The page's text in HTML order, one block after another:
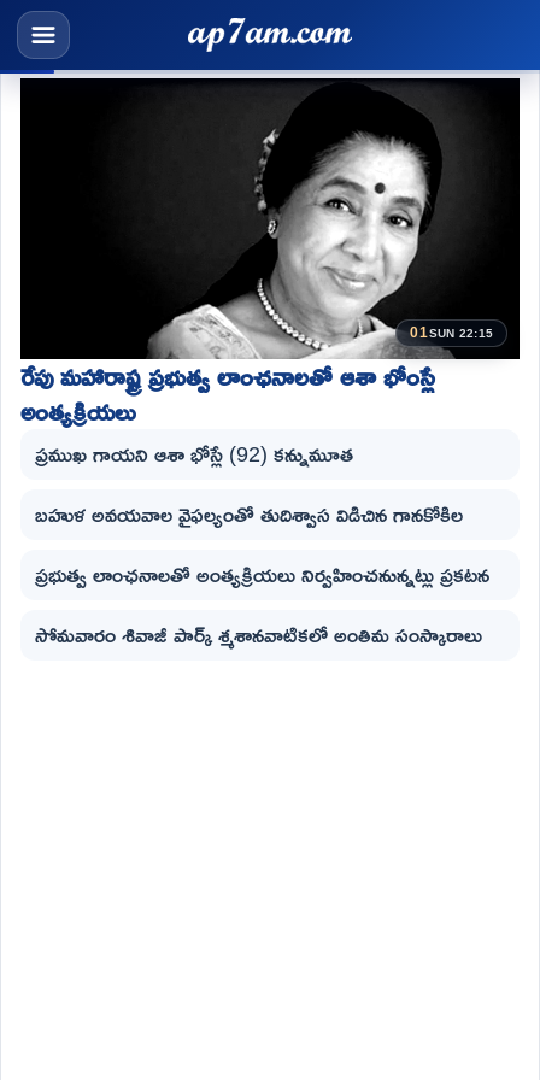
01SUN 22:15
రేపు మహారాష్ట్ర ప్రభుత్వ లాంఛనాలతో ఆశా భోంస్లే
అంత్యక్రియలు
ప్రముఖ గాయని ఆశా భోస్లే (92) కన్నుమూత
బహుళ అవయవాల వైఫల్యంతో తుదిశ్వాస విడిచిన గానకోకిల
ప్రభుత్వ లాంఛనాలతో అంత్యక్రియలు నిర్వహించనున్నట్లు ప్రకటన
సోమవారం శివాజీ పార్క్ శ్మశానవాటికలో అంతిమ సంస్కారాలు